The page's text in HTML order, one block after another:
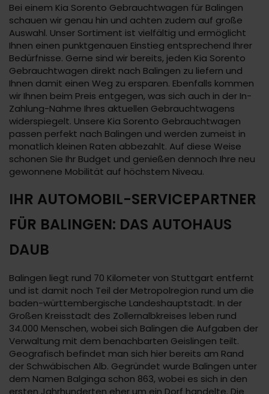
Bei einem Kia Sorento Gebrauchtwagen für Balingen
schauen wir genau hin und achten zudem auf große
Auswahl. Unser Sortiment ist vielfältig und ermöglicht
Ihnen einen punktgenauen Einstieg entsprechend Ihrer
Bedürfnisse. Gerne sind wir bereits, jeden Kia Sorento
Gebrauchtwagen direkt nach Balingen zu liefern und
Ihnen damit einen Weg zu ersparen. Ebenfalls kommen
wir Ihnen beim Preis entgegen, was sich auch in der In-
Zahlung-Nahme Ihres aktuellen Gebrauchtwagens
widerspiegelt. Unsere Kia Sorento Gebrauchtwagen
passen perfekt nach Balingen und werden zumeist in
monatlich kleinen Raten abbezahlt. Auf diese Weise
schonen Sie Ihr Budget und genießen dennoch Ihre neu
gewonnene Mobilität auf höchstem Niveau.
IHR AUTOMOBIL-SERVICEPARTNER
FÜR BALINGEN: DAS AUTOHAUS
DAUB
Balingen liegt rund 70 Kilometer von Stuttgart entfernt
und ist damit noch Teil der Metropolregion rund um die
baden-württembergische Landeshauptstadt. In der
Großen Kreisstadt des Zollernalbkreises leben rund
34.000 Menschen, wobei sich Balingen die Aufgaben der
Verwaltung mit dem benachbarten Geislingen teilt.
Geografisch befindet man sich hier bereits am Rand
der Schwäbischen Alb. Gegründet wurde Balingen unter
dem Namen Balginga schon 863, wobei es sich in den
ersten Jahrhunderten eher um ein Dorf handelte. Die